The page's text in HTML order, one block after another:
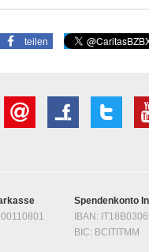
teilen
Spendenkonto
IBAN:
BIC: BCITITMM